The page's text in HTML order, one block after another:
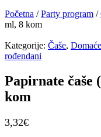
Početna /Party program /
ml, 8 kom
Kategorije: Čaše,
rođendani
Papirnate čaše
kom
3,32€